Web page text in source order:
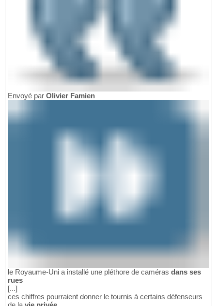
Envoyé par Olivier Famien
le Royaume-Uni a installé une pléthore de caméras dans ses
rues
[...]
ces chiffres pourraient donner le tournis à certains défenseurs